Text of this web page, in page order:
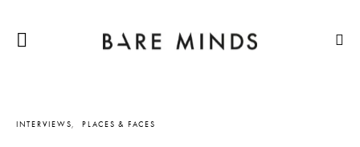
INTERVIEWS PLACES & FACES